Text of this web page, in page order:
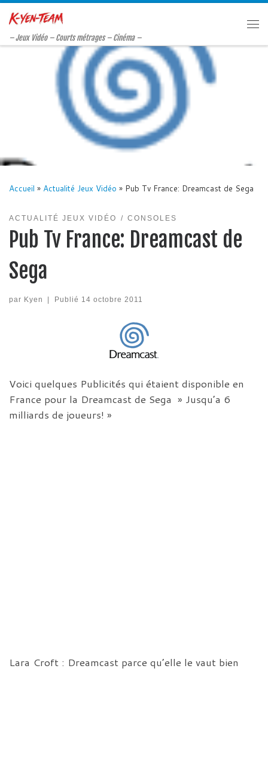
Passer au contenu
– Jeux Vidéo – Courts métrages – Cinéma –
Accueil » Actualité Jeux Vidéo » Pub Tv France: Dreamcast de Sega
ACTUALITÉ JEUX VIDÉO CONSOLES
Pub Tv France: Dreamcast de
Sega
par Kyen Publié 14 octobre 2011
Voici quelques Publicités qui étaient disponible en
France pour la Dreamcast de Sega » Jusqu’a 6
milliards de joueurs! »
Lara Croft : Dreamcast parce qu’elle le vaut bien